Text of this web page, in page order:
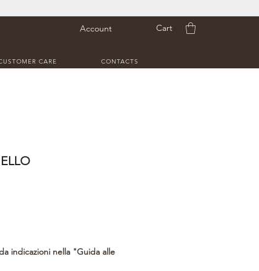
Account Cart
CARE CONTACTS
indicazioni nella "Guida alle